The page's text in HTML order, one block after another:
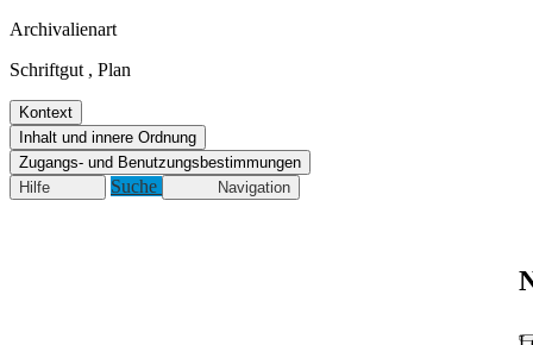
Archivalienart
Schriftgut , Plan
Kontext
Inhalt und innere Ordnung
Zugangs- und Benutzungsbestimmungen
Hilfe
Suche Navigation